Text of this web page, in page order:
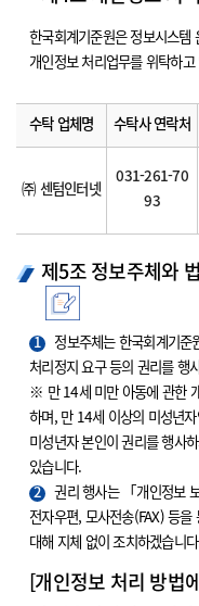
한국회계기준원은 정보시스템
개인정보 처리업무를 위탁하고
수탁 업체명 수탁사 연락처
㈜ 센텀인터넷
031-261-70
93
제5조 정보주체와
1
정보주체는 한국회계기준
처리정지 요구 등의 권리를 행
※ 만 14세 미만 아동에 관한
하며, 만 14세 이상의 미성년
미성년자 본인이 권리를 행사
있습니다.
2
권리 행사는 「개인정보
전자우편, 모사전송(FAX) 등을
대해 지체 없이 조치하겠습니
[개인정보 처리 방법